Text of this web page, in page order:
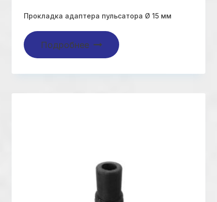
Прокладка адаптера пульсатора Ø 15 мм
Подробнее